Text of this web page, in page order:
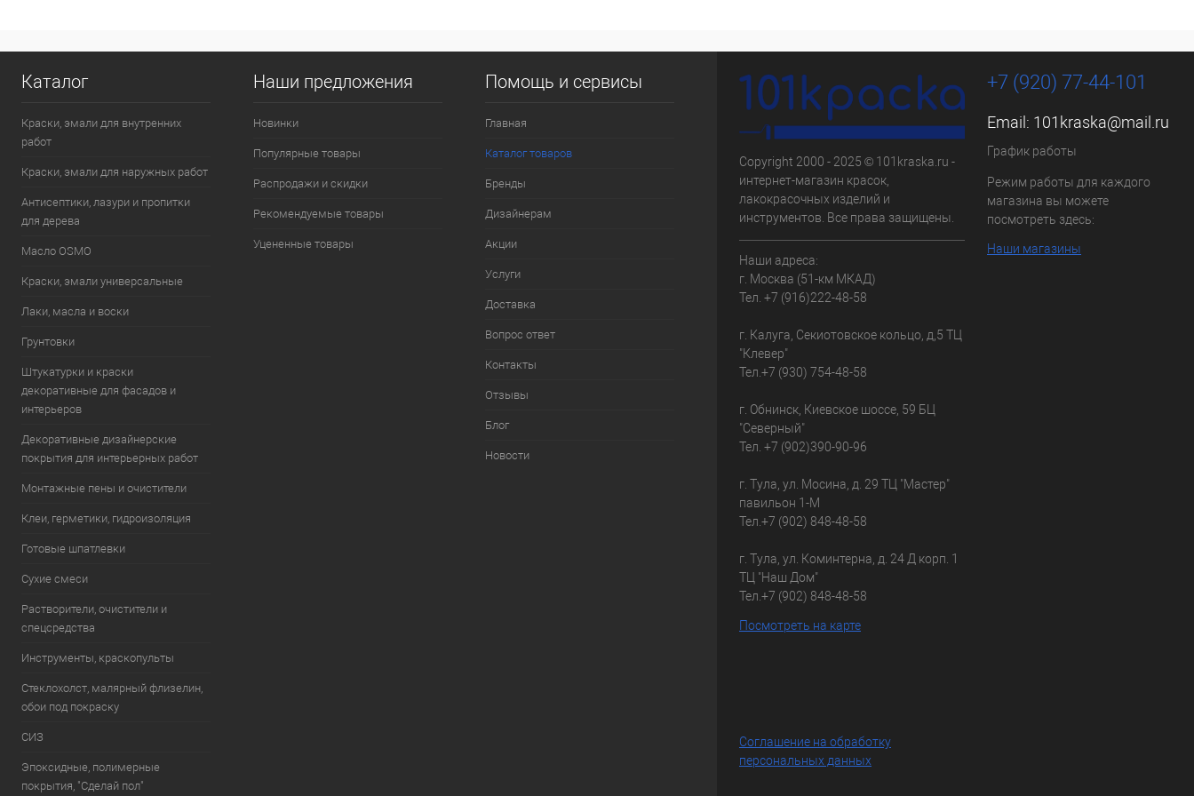
Каталог
Краски, эмали для внутренних
работ
Краски, эмали для наружных работ
Антисептики, лазури и пропитки
для дерева
Масло OSMO
Краски, эмали универсальные
Лаки, масла и воски
Грунтовки
Штукатурки и краски
декоративные для фасадов и
интерьеров
Декоративные дизайнерские
покрытия для интерьерных работ
Монтажные пены и очистители
Клеи, герметики, гидроизоляция
Готовые шпатлевки
Сухие смеси
Растворители, очистители и
спецсредства
Инструменты, краскопульты
Стеклохолст, малярный флизелин,
обои под покраску
СИЗ
Эпоксидные, полимерные
покрытия, "Сделай пол"
Наши предложения
Новинки
Популярные товары
Распродажи и скидки
Рекомендуемые товары
Уцененные товары
Помощь и сервисы
Главная
Каталог товаров
Бренды
Дизайнерам
Акции
Услуги
Доставка
Вопрос ответ
Контакты
Отзывы
Блог
Новости
Copyright 2000 - 2025 © 101kraska.ru -
интернет-магазин красок,
лакокрасочных изделий и
инструментов. Все права защищены.
Наши адреса:
г. Москва (51-км МКАД)
Тел. +7 (916)222-48-58
г. Калуга, Секиотовское кольцо, д,5 ТЦ
"Клевер"
Тел.+7 (930) 754-48-58
г. Обнинск, Киевское шоссе, 59 БЦ
"Северный"
Тел. +7 (902)390-90-96
г. Тула, ул. Мосина, д. 29 ТЦ "Мастер"
павильон 1-М
Тел.+7 (902) 848-48-58
г. Тула, ул. Коминтерна, д. 24 Д корп. 1
ТЦ "Наш Дом"
Тел.+7 (902) 848-48-58
Посмотреть на карте
Соглашение на обработку
персональных данных
+7 (920) 77-44-101
Email: 101kraska@mail.ru
График работы
Режим работы для каждого
магазина вы можете
посмотреть здесь:
Наши магазины